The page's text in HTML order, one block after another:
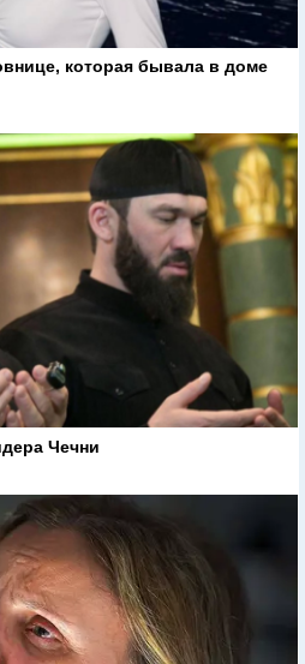
которая бывала в доме
Чечни